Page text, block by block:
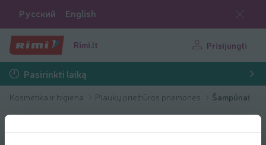
Русский English
Rimi.lt Prisijungti
Pasirinkti laiką
Kosmetika ir higiena Plaukų priežiūros priemonės Šampūnai